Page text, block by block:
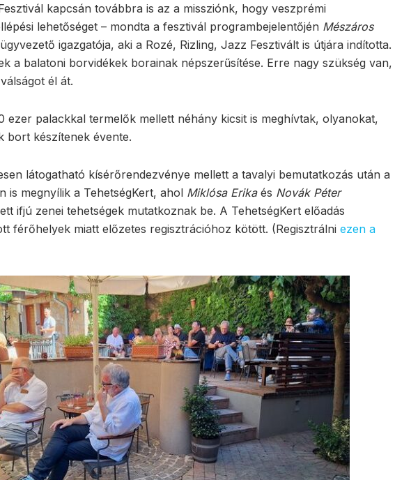
kapcsán továbbra is az a missziónk, hogy veszprémi
lehetőséget – mondta a fesztivál programbejelentőjén Mészáros
igazgatója, aki a Rozé, Rizling, Jazz Fesztivált is útjára indította.
a balatoni borvidékek borainak népszerűsítése. Erre nagy szükség van,
él át.
ezer palackkal termelők mellett néhány kicsit is meghívtak, olyanokat,
bort készítenek évente.
látogatható kísérőrendezvénye mellett a tavalyi bemutatkozás után a
is megnyílik a TehetségKert, ahol Miklósa Erikaés Novák Péter
ifjú zenei tehetségek mutatkoznak be. A TehetségKert előadás
férőhelyek miatt előzetes regisztrációhoz kötött. (Regisztrálni ezen a